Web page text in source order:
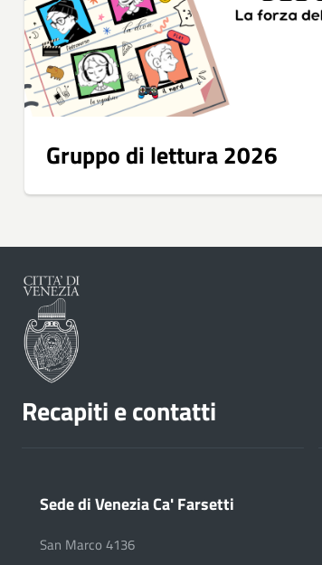
Gruppo di lettura 2026
Recapiti e contatti
Sede di Venezia Ca' Farsetti
San Marco 4136